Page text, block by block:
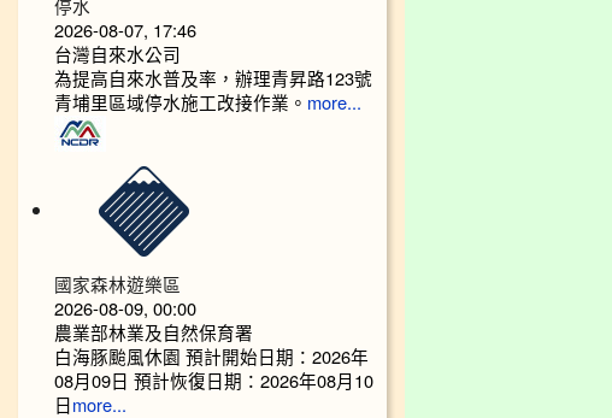
停水
2026-08-07, 17:46
台灣自來水公司
為提高自來水普及率，辦理青昇路123號
青埔里區域停水施工改接作業。 more...
國家森林遊樂區
2026-08-09, 00:00
農業部林業及自然保育署
白海豚颱風休園 預計開始日期：2026年
08月09日 預計恢復日期：2026年08月10
日 more...